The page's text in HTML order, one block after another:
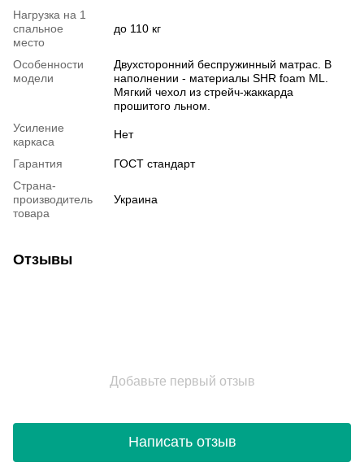
Нагрузка на 1
спальное
место
до 110 кг
Особенности
модели
Двухсторонний беспружинный матрас. В
наполнении - материалы SHR foam ML.
Мягкий чехол из стрейч-жаккарда
прошитого льном.
Усиление
каркаса
Нет
Гарантия
ГОСТ стандарт
Страна-
производитель
товара
Украина
Отзывы
Добавьте первый отзыв
Написать отзыв